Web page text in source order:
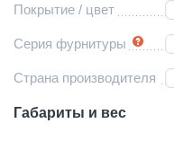
Покрытие / цвет
Серия фурнитуры
Страна производителя
Габариты и вес